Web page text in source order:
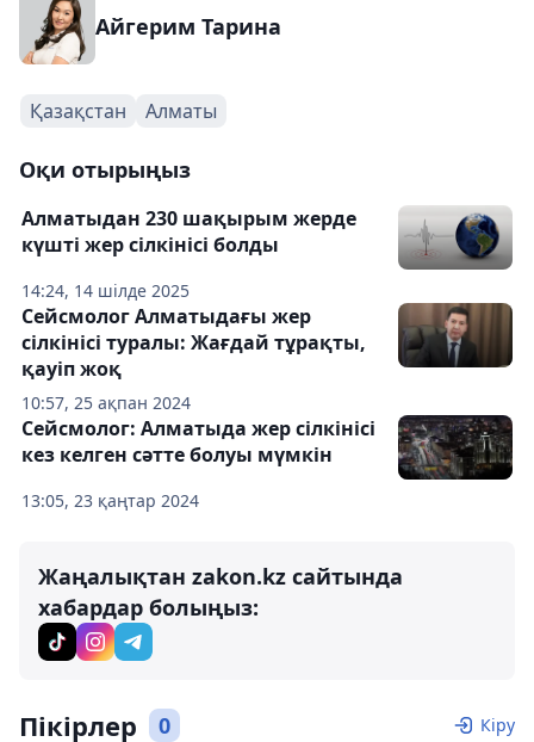
Айгерим Тарина
Қазақстан Алматы
Оқи отырыңыз
14:24, 14 шілде 2025
Алматыдан 230 шақырым жерде
күшті жер сілкінісі болды
10:57, 25 ақпан 2024
Сейсмолог Алматыдағы жер
сілкінісі туралы: Жағдай тұрақты,
қауіп жоқ
13:05, 23 қаңтар 2024
Сейсмолог: Алматыда жер сілкінісі
кез келген сәтте болуы мүмкін
Жаңалықтан zakon.kz сайтында
хабардар болыңыз:
Пікірлер 0 Кіру